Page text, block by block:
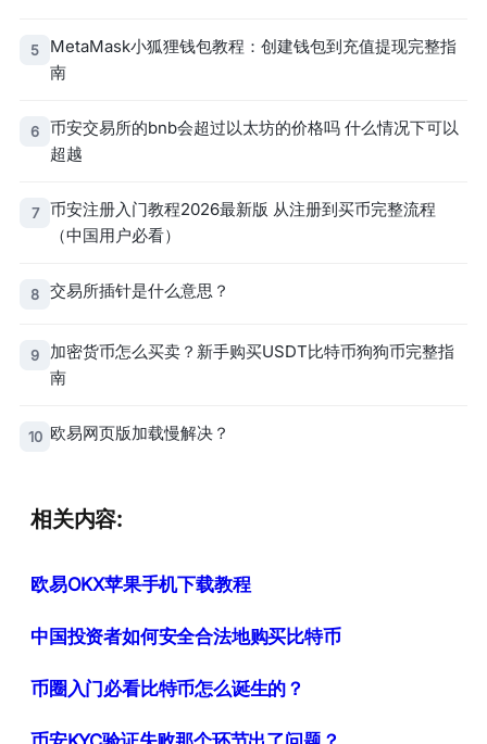
5
MetaMask小狐狸钱包教程：创建钱包到充值提现完整指
南
6
币安交易所的bnb会超过以太坊的价格吗 什么情况下可以
超越
7
币安注册入门教程2026最新版 从注册到买币完整流程
（中国用户必看）
8 交易所插针是什么意思？
9
加密货币怎么买卖？新手购买USDT比特币狗狗币完整指
南
10 欧易网页版加载慢解决？
相关内容:
欧易OKX苹果手机下载教程
中国投资者如何安全合法地购买比特币
币圈入门必看比特币怎么诞生的？